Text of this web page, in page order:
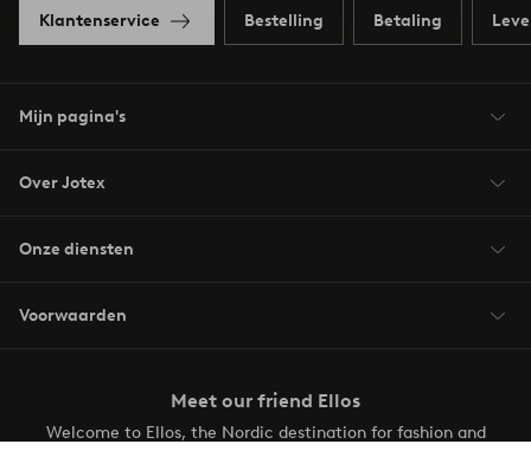
Klantenservice Bestelling Betaling
Mijn pagina's
Over Jotex
Onze diensten
Voorwaarden
Meet our friend Ellos
Welcome to Ellos, the Nordic destination for fashion and